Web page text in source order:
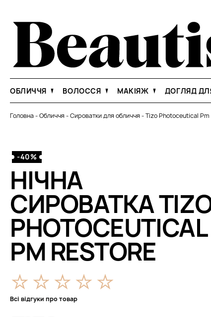
ОБЛИЧЧЯ ВОЛОССЯ МАКІЯЖ ДОГЛЯД
Головна-Обличчя -Сироватки для обличчя -Tizo Photoceutical
-40%
НІЧНА
СИРОВАТКА
PHOTOCEUTICAL
PM RESTORE
Всі відгуки про товар